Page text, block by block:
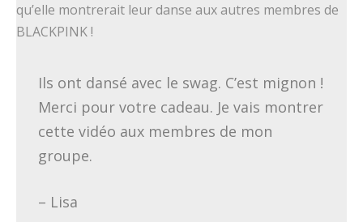
qu’elle montrerait leur danse aux autres membres de
BLACKPINK !
Ils ont dansé avec le swag. C’est mignon !
Merci pour votre cadeau. Je vais montrer
cette vidéo aux membres de mon
groupe.
– Lisa